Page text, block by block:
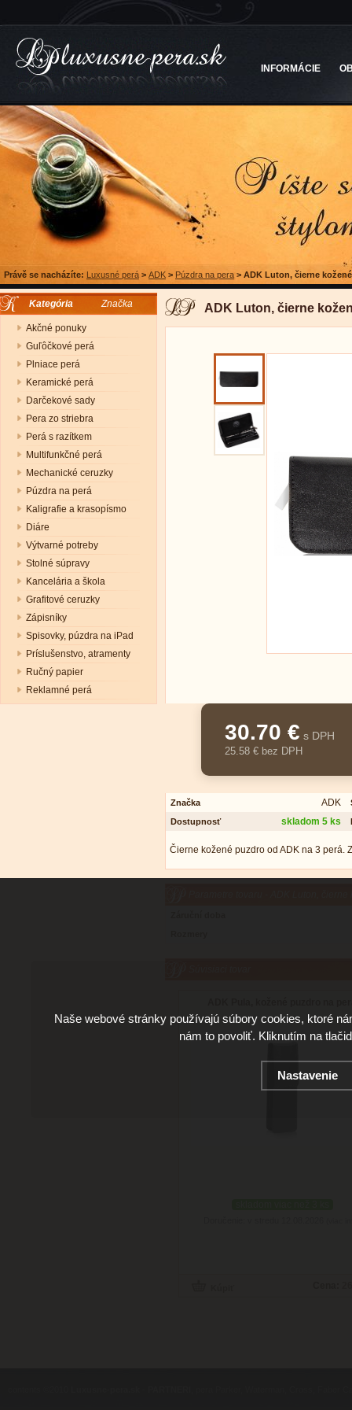
INFORMÁCIE
Právě se nacházíte: Luxusné perá > ADK > Púzdra na pera > ADK Luton, čierne
Kategória Značka
Akčné ponuky
Guľôčkové perá
Plniace perá
Keramické perá
Darčekové sady
Pera zo striebra
Perá s razítkem
Multifunkčné perá
Mechanické ceruzky
Púzdra na perá
Kaligrafie a krasopísmo
Diáre
Výtvarné potreby
Stolné súpravy
Kancelária a škola
Grafitové ceruzky
Zápisníky
Spisovky, púzdra na iPad
Príslušenstvo, atramenty
Ručný papier
Reklamné perá
ADK Luton, čierne
30.70 € s DPH
25.58 € bez DPH
Značka ADK
Dostupnosť
skladom 5 ks
Čierne kožené puzdro od ADK na 3 perá.
Naše webové stránky používajú súbory cookies, ktoré
nám to povoliť. Kliknutím na
Nastavenie